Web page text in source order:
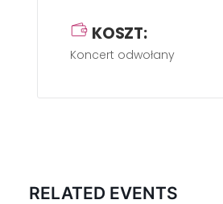
KOSZT:
Koncert odwołany
RELATED EVENTS